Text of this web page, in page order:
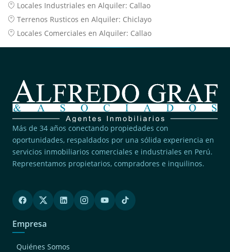
Locales Industriales en Alquiler: Callao
Terrenos Rusticos en Alquiler: Chiclayo
Locales Comerciales en Alquiler: Callao
Más de 34 años conectando propiedades con
oportunidades, respaldados por una sólida experiencia en
servicios inmobiliarios comerciales e industriales en Perú.
Representamos propietarios, compradores e inquilinos.
Empresa
Quiénes Somos